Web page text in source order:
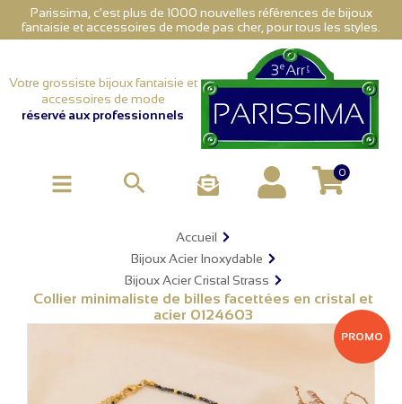
Parissima, c'est plus de 1000 nouvelles références de bijoux
fantaisie et accessoires de mode pas cher, pour tous les styles.
Votre grossiste bijoux fantaisie et
accessoires de mode
réservé aux professionnels
 0
Accueil
Bijoux Acier Inoxydable
Bijoux Acier Cristal Strass
Collier minimaliste de billes facettées en cristal et
acier 0124603
PROMO